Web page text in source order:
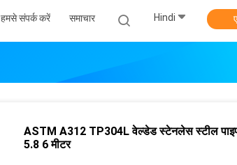
हमसे संपर्क करें समाचार Hindi
ASTM A312 TP304L वेल्डेड स्टेनलेस स्टील
5.8 6 मीटर